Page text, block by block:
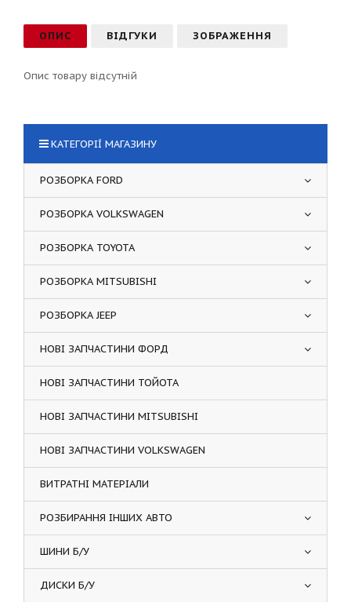
ОПИС ВІДГУКИ ЗОБРАЖЕННЯ
Опис товару відсутній
КАТЕГОРІЇ МАГАЗИНУ
РОЗБОРКА FORD
РОЗБОРКА VOLKSWAGEN
РОЗБОРКА TOYOTA
РОЗБОРКА MITSUBISHI
РОЗБОРКА JEEP
НОВІ ЗАПЧАСТИНИ ФОРД
НОВІ ЗАПЧАСТИНИ ТОЙОТА
НОВІ ЗАПЧАСТИНИ MITSUBISHI
НОВІ ЗАПЧАСТИНИ VOLKSWAGEN
ВИТРАТНІ МАТЕРІАЛИ
РОЗБИРАННЯ ІНШИХ АВТО
ШИНИ Б/У
ДИСКИ Б/У